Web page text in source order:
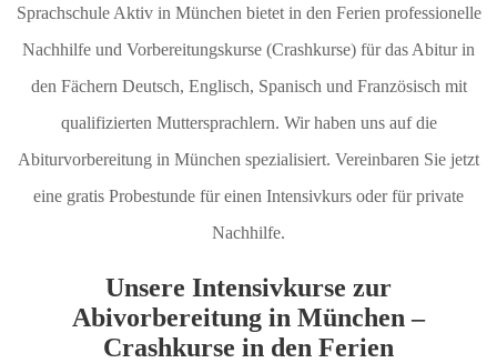
Sprachschule Aktiv in München bietet in den Ferien professionelle
Nachhilfe und Vorbereitungskurse (Crashkurse) für das Abitur in
den Fächern Deutsch, Englisch, Spanisch und Französisch mit
qualifizierten Muttersprachlern. Wir haben uns auf die
Abiturvorbereitung in München spezialisiert. Vereinbaren Sie jetzt
eine gratis Probestunde für einen Intensivkurs oder für private
Nachhilfe.
Unsere Intensivkurse zur
Abivorbereitung in München –
Crashkurse in den Ferien